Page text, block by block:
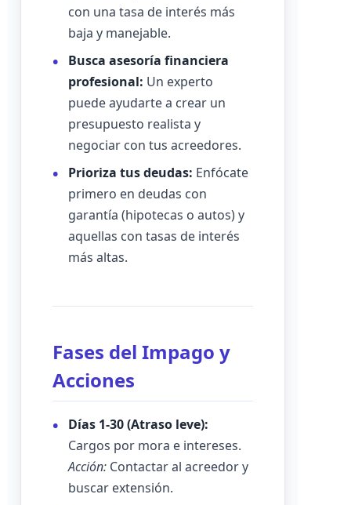
con una tasa de interés más
baja y manejable.
Busca asesoría financiera
profesional: Un experto
puede ayudarte a crear un
presupuesto realista y
negociar con tus acreedores.
Prioriza tus deudas: Enfócate
primero en deudas con
garantía (hipotecas o autos) y
aquellas con tasas de interés
más altas.
Fases del Impago y
Acciones
Días 1-30 (Atraso leve):
Cargos por mora e intereses.
Acción: Contactar al acreedor y
buscar extensión.